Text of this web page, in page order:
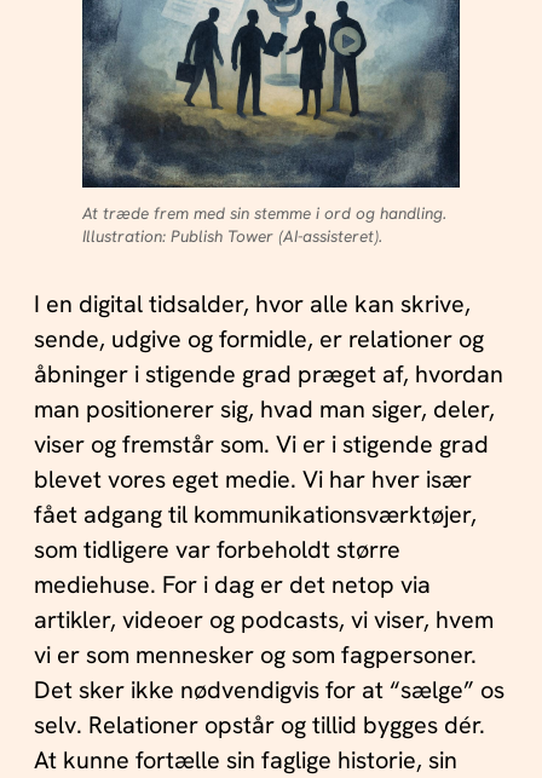
At træde frem med sin stemme i ord og handling.
Illustration: Publish Tower (AI-assisteret).
I en digital tidsalder, hvor alle kan skrive,
sende, udgive og formidle, er relationer og
åbninger i stigende grad præget af, hvordan
man positionerer sig, hvad man siger, deler,
viser og fremstår som. Vi er i stigende grad
blevet vores eget medie. Vi har hver især
fået adgang til kommunikationsværktøjer,
som tidligere var forbeholdt større
mediehuse. For i dag er det netop via
artikler, videoer og podcasts, vi viser, hvem
vi er som mennesker og som fagpersoner.
Det sker ikke nødvendigvis for at “sælge” os
selv. Relationer opstår og tillid bygges dér.
At kunne fortælle sin faglige historie, sin